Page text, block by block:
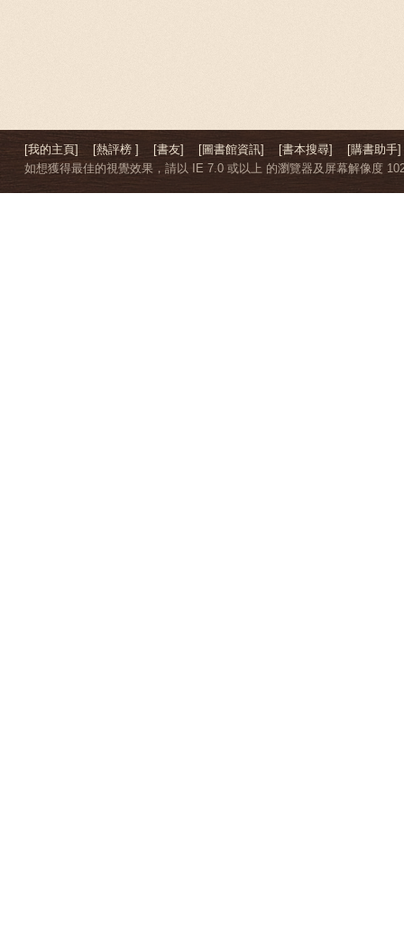
[我的主頁] [熱評榜 ] [書友] [圖書館資訊] [書本搜尋]
[購書助手]
如想獲得最佳的視覺效果，請以 IE 7.0 或以上 的瀏覽器及屏幕解像度